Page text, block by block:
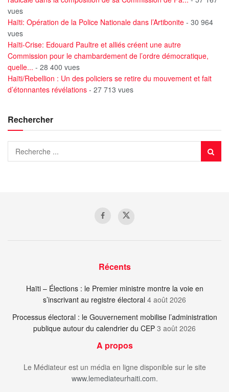
vues
Haïti: Opération de la Police Nationale dans l’Artibonite - 30 964
vues
Haïti-Crise: Edouard Paultre et alliés créent une autre
Commission pour le chambardement de l’ordre démocratique,
quelle... - 28 400 vues
Haïti/Rebellion : Un des policiers se retire du mouvement et fait
d’étonnantes révélations - 27 713 vues
Rechercher
Récents
Haïti – Élections : le Premier ministre montre la voie en
s’inscrivant au registre électoral 4 août 2026
Processus électoral : le Gouvernement mobilise l’administration
publique autour du calendrier du CEP 3 août 2026
A propos
Le Médiateur est un média en ligne disponible sur le site
www.lemediateurhaiti.com.